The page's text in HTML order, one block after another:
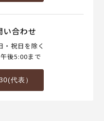
い合わせ
・祝日を除く
後5:00まで
代表）